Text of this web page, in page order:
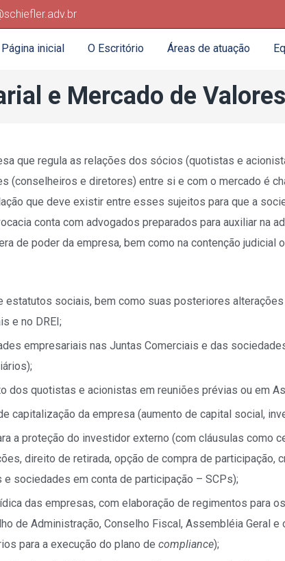
Página inicial O Escritório Áreas de atuação
e Mercado de
que regula as relações dos sócios (quotistas e
(conselheiros e diretores) entre si e com o mercado é
que deve existir entre esses sujeitos para que a
conta com advogados preparados para auxiliar na
de poder da empresa, bem como na contenção judicial
estatutos sociais, bem como suas posteriores
e no DREI;
empresariais nas Juntas Comerciais e das
dos quotistas e acionistas em reuniões prévias ou em
capitalização da empresa (aumento de capital social,
a proteção do investidor externo (com cláusulas como
direito de retirada, opção de compra de participação,
sociedades em conta de participação – SCPs);
das empresas, com elaboração de regimentos para
de Administração, Conselho Fiscal, Assembléia Geral
para a execução do plano de compliance);